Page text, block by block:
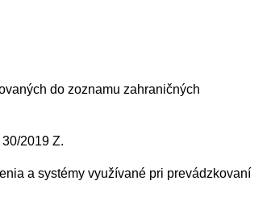
do zoznamu zahraničných
2019 Z.
a systémy využívané pri prevádzkovaní